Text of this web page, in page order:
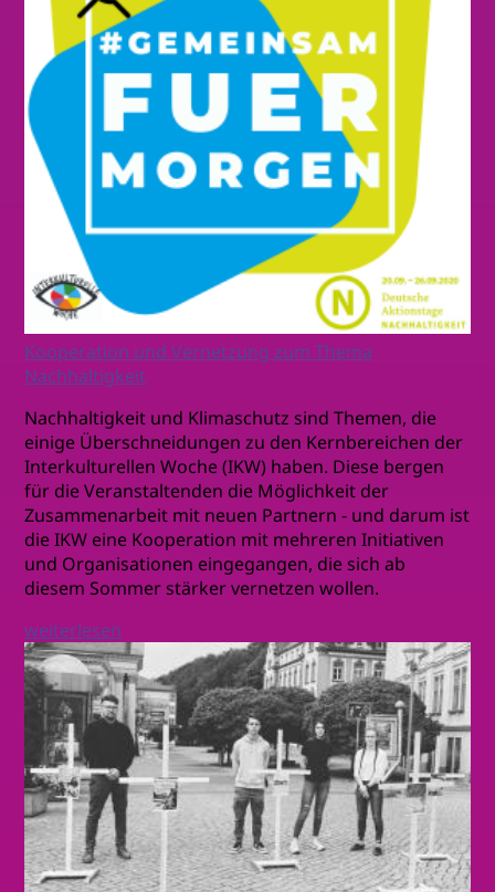
Kooperation und Vernetzung zum Thema
Nachhaltigkeit
Nachhaltigkeit und Klimaschutz sind Themen, die
einige Überschneidungen zu den Kernbereichen der
Interkulturellen Woche (IKW) haben. Diese bergen
für die Veranstaltenden die Möglichkeit der
Zusammenarbeit mit neuen Partnern - und darum ist
die IKW eine Kooperation mit mehreren Initiativen
und Organisationen eingegangen, die sich ab
diesem Sommer stärker vernetzen wollen.
weiterlesen